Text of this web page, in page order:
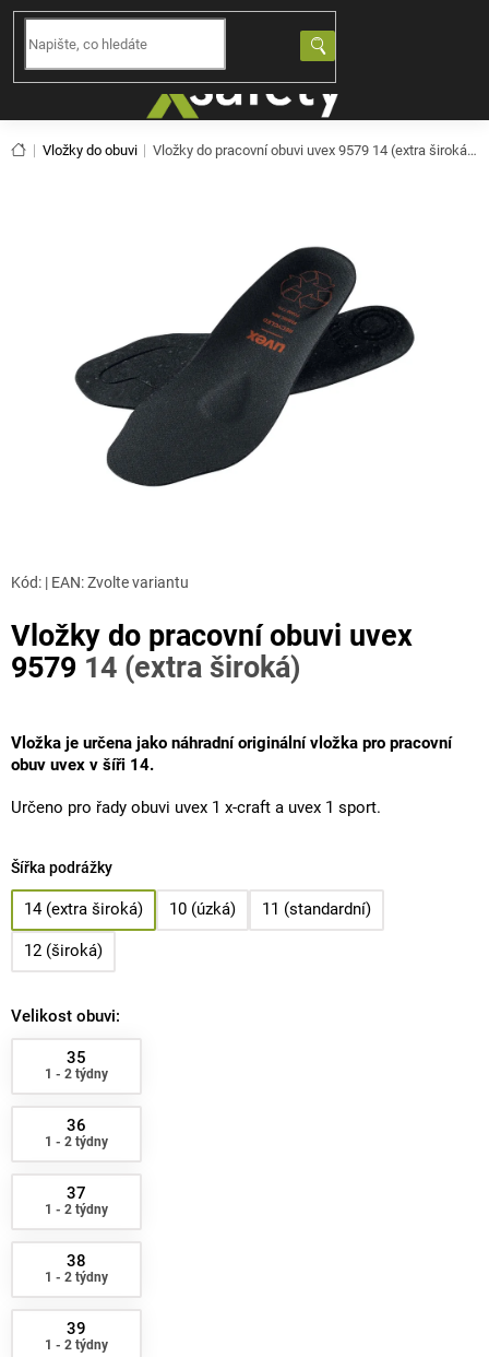
Přejít
obsah
Domů
Vložky do obuvi Vložky do pracovní obuvi uvex 9579 14 (extra široká)
Vložky do pracovní obuvi uvex
9579 14 (extra široká)
Kód: | EAN:Zvolte variantu
Vložka je určena jako náhradní originální vložka pro pracovní
obuv uvex v šíři 14.
Určeno pro řady obuvi uvex 1 x-craft a uvex 1 sport.
Šířka podrážky
14 (extra široká) 10 (úzká) 11 (standardní)
12 (široká)
Velikost obuvi:
35
1 - 2 týdny
36
1 - 2 týdny
37
1 - 2 týdny
38
1 - 2 týdny
39
1 - 2 týdny